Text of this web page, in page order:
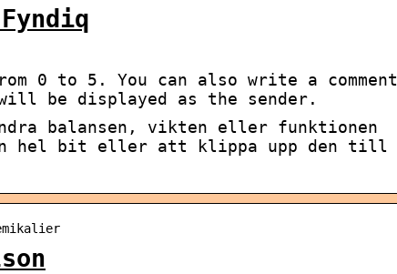
0 to 5. You can also write a comment
be displayed as the sender.
balansen, vikten eller funktionen
hel bit eller att klippa upp den till